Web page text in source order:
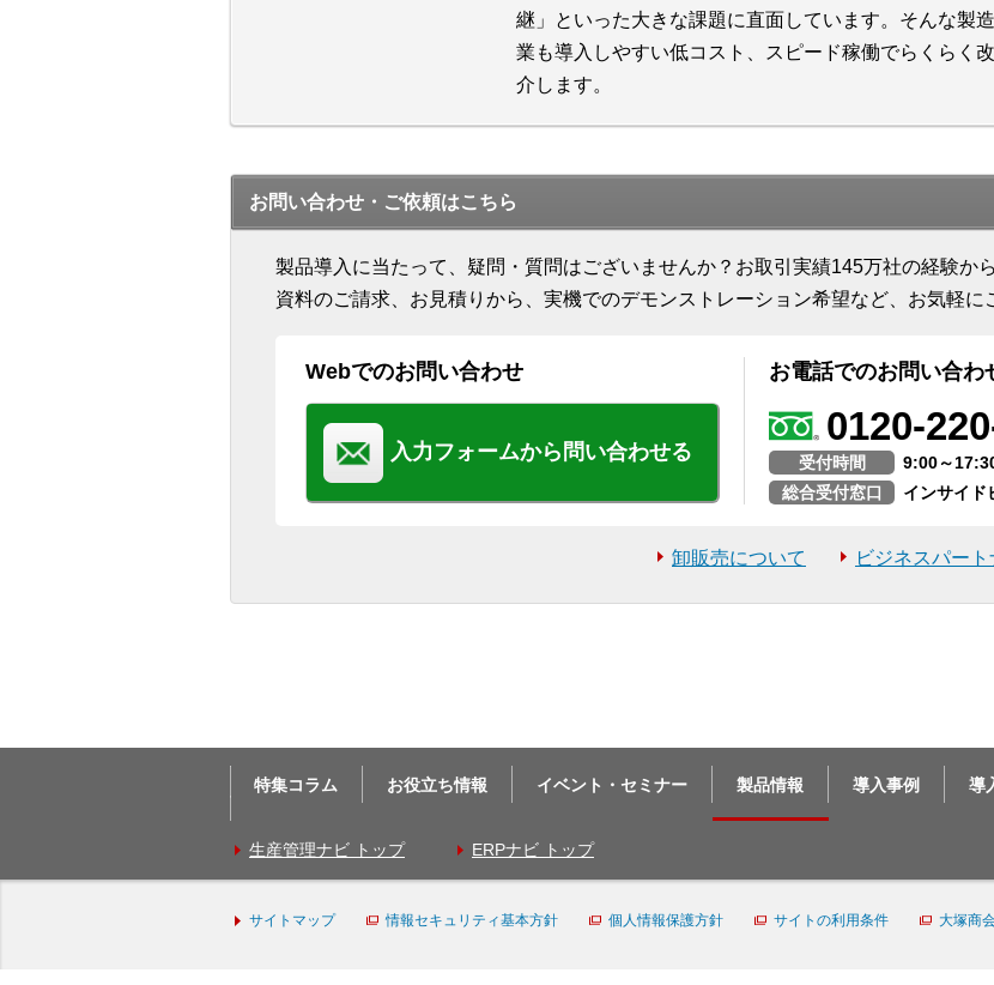
継」といった大きな課題に直面しています。そんな製
業も導入しやすい低コスト、スピード稼働でらくらく
介します。
お問い合わせ・ご依頼はこちら
製品導入に当たって、疑問・質問はございませんか？お取引実績145万社の経験か
資料のご請求、お見積りから、実機でのデモンストレーション希望など、お気軽に
Webでのお問い合わせ
入力フォームから問い合わせる
お電話でのお問い合わ
0120-
受付時間
9:00～
総合受付窓口
インサイド
卸販売について ビジネスパー
特集コラム お役立ち情報 イベント・セミナー 製品情報 導入事例 導
生産管理ナビ トップ ERPナビ トップ
サイトマップ 情報セキュリティ基本方針 個人情報保護方針 サイトの利用条件 大塚商